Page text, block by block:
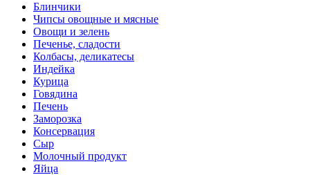
Блинчики
Чипсы овощные и мясные
Овощи и зелень
Печенье, сладости
Колбасы, деликатесы
Индейка
Курица
Говядина
Печень
Заморозка
Консервация
Сыр
Молочный продукт
Яйца